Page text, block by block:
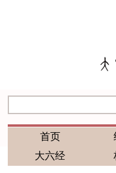
首页
大六经